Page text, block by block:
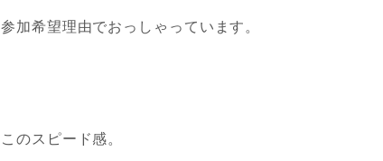
参加希望理由でおっしゃっています。
このスピード感。